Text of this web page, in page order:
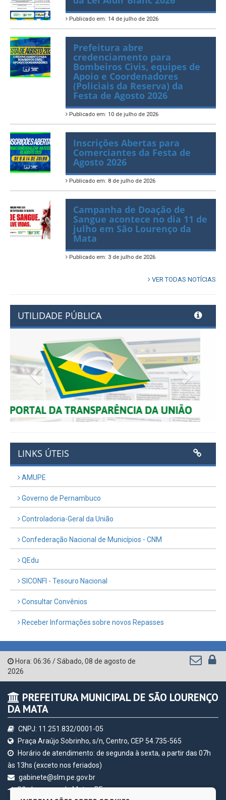
Novo Calendário dos Editais
da Lei Aldir Blanc 2026
Prefeitura abre
credenciamento para
Bombeiros Civis, equipes de
Apoio e Coordenadores
(Policiais da Reserva) da
Festa de Agosto 2026
Inscrições Abertas para
Comerciantes da Festa de
Agosto 2026
Campanha de Doação de
Sangue acontece no dia 11 de
julho em São Lourenço da
Mata
UTILIDADE PÚBLICA
Previous Next
LINKS ÚTEIS
AMUPE
Governo de Pernambuco
Controladoria-Geral da União
Confederação Nacional de Municípios - CNM
QEdu
SICONFI - Tesouro Nacional
Consultar Convênios
PREFEITURA MUNICIPAL DE SÃO LOURENÇO
DA MATA
CNPJ: 11.251.832/0001-05
Praça Araújo Sobrinho, s/n, Centro, CEP 54.735-565
Horário de atendimento: de segunda à sexta, a partir das 07h
às 13hs (exceto nos feriados)